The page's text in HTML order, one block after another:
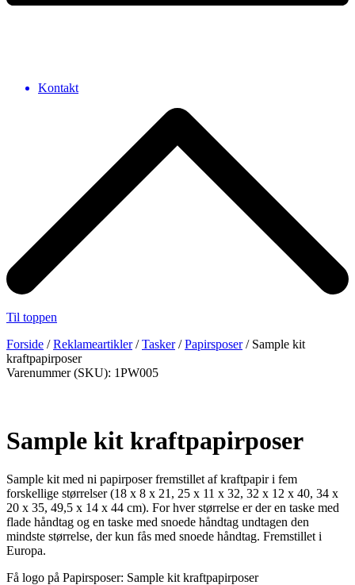
Kontakt
Til toppen
Forside /Reklameartikler/Tasker/Papirsposer/ Sample kit
kraftpapirposer
Varenummer (SKU): 1PW005
Sample kit kraftpapirposer
Sample kit med ni papirposer fremstillet af kraftpapir i fem
forskellige størrelser (18 x 8 x 21, 25 x 11 x 32, 32 x 12 x 40, 34 x
20 x 35, 49,5 x 14 x 44 cm). For hver størrelse er der en taske med
flade håndtag og en taske med snoede håndtag undtagen den
mindste størrelse, der kun fås med snoede håndtag. Fremstillet i
Europa.
Få logo på Papirsposer: Sample kit kraftpapirposer